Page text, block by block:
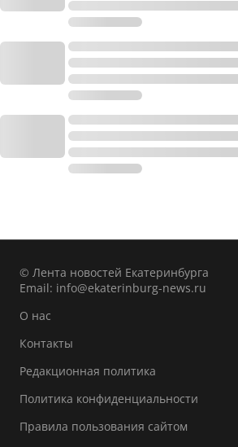
© Лента новостей Екатеринбурга
Email: info@ekaterinburg-news.ru
О нас
Контакты
Редакционная политика
Политика конфиденциальности
Правила пользования сайтом